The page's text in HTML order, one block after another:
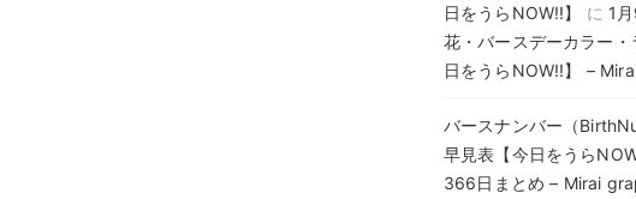
日をうらNOW!!】
に 1
花・バースデーカラー
日をうらNOW!!】 –
バースナンバー（
早見表【今日をうら
366日まとめ – Mirai